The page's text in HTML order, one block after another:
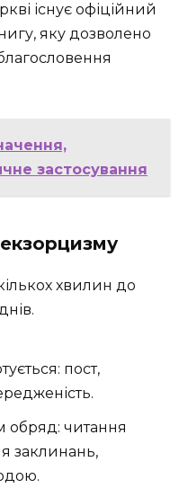
існує офіційний
яку дозволено
застосування
хвилин до
пост,
обряд: читання
заклинань,